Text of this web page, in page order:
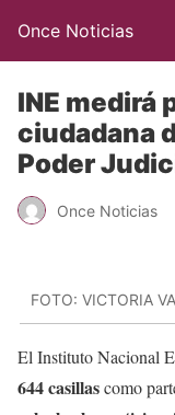
Once Noticias
INE medirá
ciudadana
Poder
Once Noticias
FOTO: VICTORIA
El Instituto Nacional
644 casillascomo